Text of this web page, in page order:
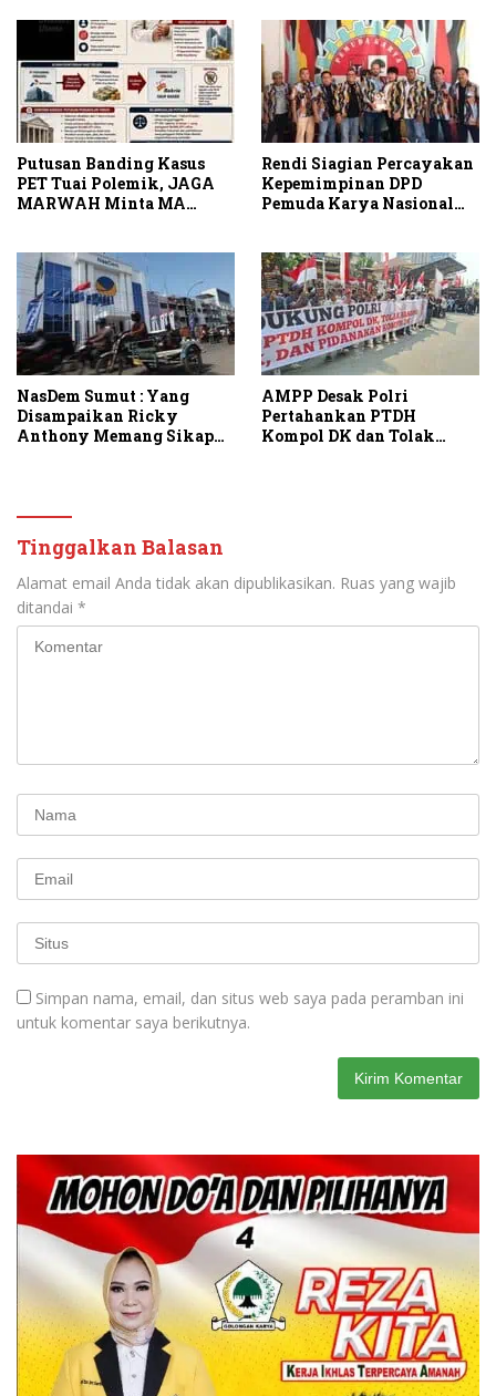
Putusan Banding Kasus
PET Tuai Polemik, JAGA
MARWAH Minta MA
Rendi Siagian Percayakan
Kepemimpinan DPD
Pemuda Karya Nasional
NasDem Sumut : Yang
Disampaikan Ricky
Anthony Memang Sikap
AMPP Desak Polri
Pertahankan PTDH
Kompol DK dan Tolak
Tinggalkan Balasan
Alamat email Anda tidak akan dipublikasikan. Ruas yang wajib
ditandai *
Simpan nama, email, dan situs web saya pada peramban ini
untuk komentar saya berikutnya.